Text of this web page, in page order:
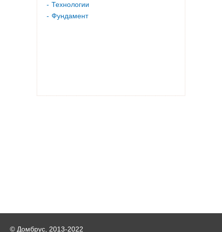
Технологии
Фундамент
© Домбрус, 2013-2022